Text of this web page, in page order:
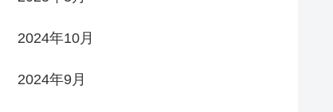
2024年10月
2024年9月